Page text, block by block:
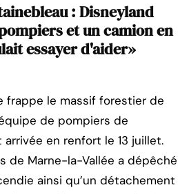
: Disneyland
et un camion en
essayer d'aider»
frappe le massif forestier de
de pompiers de
arrivée en renfort le 13 juillet.
de Marne-la-Vallée a dépêché
ainsi qu’un détachement